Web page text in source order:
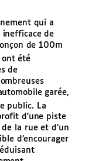
qui a
inefficace de
de 100m
ont été
de
garée,
public. La
d’une piste
la rue et d’un
d’encourager